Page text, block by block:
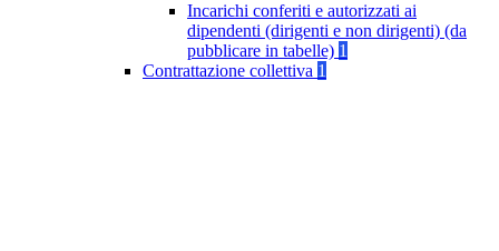
Incarichi conferiti e autorizzati ai
dipendenti (dirigenti e non dirigenti) (da
pubblicare in tabelle) 1
Contrattazione collettiva 1